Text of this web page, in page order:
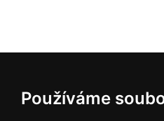
Používáme